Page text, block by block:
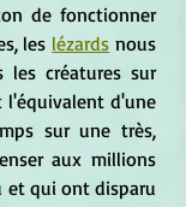
de fonctionner
les lézards nous
les créatures sur
l'équivalent d'une
sur une très,
aux millions
et qui ont disparu